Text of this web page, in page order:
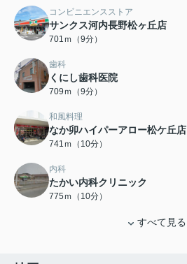
コンビニエンスストア
サンクス河内長野松ヶ丘店
701ｍ（9分）
歯科
くにし歯科医院
709ｍ（9分）
和風料理
なか卯ハイパーアロー松ケ丘店
741ｍ（10分）
内科
たかい内科クリニック
775ｍ（10分）
すべて見る